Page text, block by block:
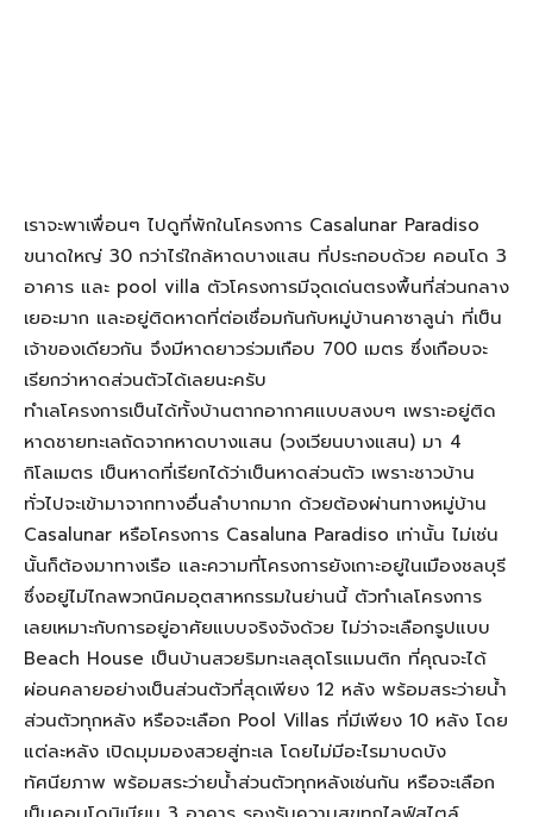
เราจะพาเพื่อนๆ ไปดูที่พักในโครงการ Casalunar Paradiso
ขนาดใหญ่ 30 กว่าไร่ใกล้หาดบางแสน ที่ประกอบด้วย คอนโด 3
อาคาร และ pool villa ตัวโครงการมีจุดเด่นตรงพื้นที่ส่วนกลาง
เยอะมาก และอยู่ติดหาดที่ต่อเชื่อมกันกับหมู่บ้านคาซาลูน่า ที่เป็น
เจ้าของเดียวกัน จึงมีหาดยาวร่วมเกือบ 700 เมตร ซึ่งเกือบจะ
เรียกว่าหาดส่วนตัวได้เลยนะครับ
ทำเลโครงการเป็นได้ทั้งบ้านตากอากาศแบบสงบๆ เพราะอยู่ติด
หาดชายทะเลถัดจากหาดบางแสน (วงเวียนบางแสน) มา 4
กิโลเมตร เป็นหาดที่เรียกได้ว่าเป็นหาดส่วนตัว เพราะชาวบ้าน
ทั่วไปจะเข้ามาจากทางอื่นลำบากมาก ด้วยต้องผ่านทางหมู่บ้าน
Casalunar หรือโครงการ Casaluna Paradiso เท่านั้น ไม่เช่น
นั้นก็ต้องมาทางเรือ และความที่โครงการยังเกาะอยู่ในเมืองชลบุรี
ซึ่งอยู่ไม่ไกลพวกนิคมอุตสาหกรรมในย่านนี้ ตัวทำเลโครงการ
เลยเหมาะกับการอยู่อาศัยแบบจริงจังด้วย ไม่ว่าจะเลือกรูปแบบ
Beach House เป็นบ้านสวยริมทะเลสุดโรแมนติก ที่คุณจะได้
ผ่อนคลายอย่างเป็นส่วนตัวที่สุดเพียง 12 หลัง พร้อมสระว่ายน้ำ
ส่วนตัวทุกหลัง หรือจะเลือก Pool Villas ที่มีเพียง 10 หลัง โดย
แต่ละหลัง เปิดมุมมองสวยสู่ทะเล โดยไม่มีอะไรมาบดบัง
ทัศนียภาพ พร้อมสระว่ายน้ำส่วนตัวทุกหลังเช่นกัน หรือจะเลือก